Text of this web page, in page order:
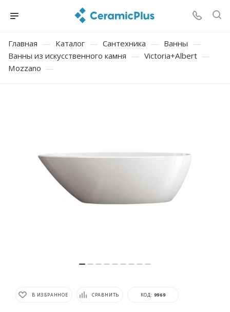
Главная — Каталог — Сантехника — Ванны —
Ванны из искусственного камня — Victoria+Albert —
Mozzano —
В ИЗБРАННОЕ СРАВНИТЬ КОД: 9969